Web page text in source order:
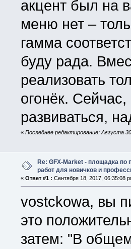
акцент был на
меню нет –
гамма
буду рада.
реализовать
огонёк.
развиваться,
«Последнее редактирование: Августа
Re: GFX-Market - площадка по
работ для новичков и
«Ответ #1 : Сентября 18, 2017, 06:35:08
vostckowa, вы
это
затем: "В